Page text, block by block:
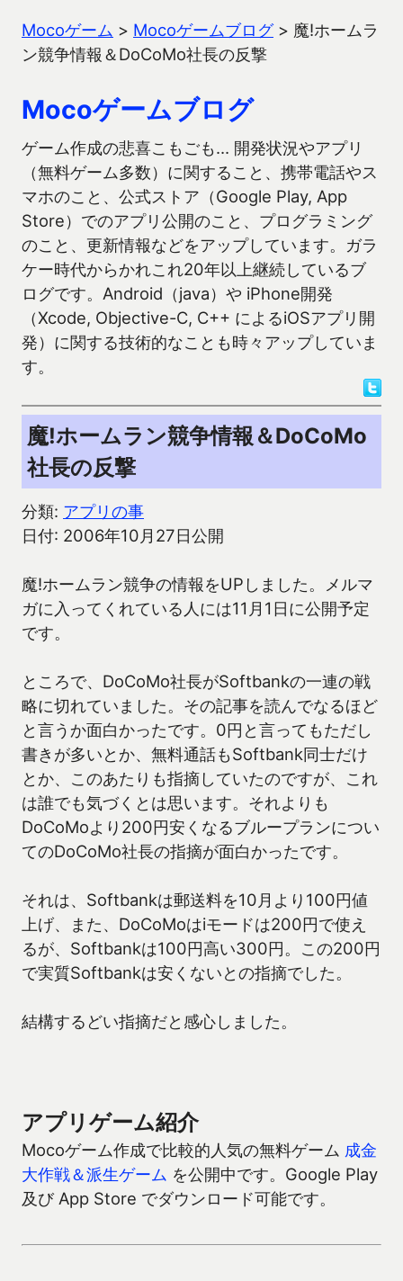
Mocoゲーム > Mocoゲームブログ> 魔!ホームラ
ン競争情報＆DoCoMo社長の反撃
Mocoゲームブログ
ゲーム作成の悲喜こもごも… 開発状況やアプリ
（無料ゲーム多数）に関すること、携帯電話やス
マホのこと、公式ストア（Google Play, App
Store）でのアプリ公開のこと、プログラミング
のこと、更新情報などをアップしています。ガラ
ケー時代からかれこれ20年以上継続しているブ
ログです。Android（java）や iPhone開発
（Xcode, Objective-C, C++ によるiOSアプリ開
発）に関する技術的なことも時々アップしていま
す。
魔!ホームラン競争情報＆DoCoMo
社長の反撃
分類: アプリの事
日付: 2006年10月27日公開
魔!ホームラン競争の情報をUPしました。メルマ
ガに入ってくれている人には11月1日に公開予定
です。
ところで、DoCoMo社長がSoftbankの一連の戦
略に切れていました。その記事を読んでなるほど
と言うか面白かったです。0円と言ってもただし
書きが多いとか、無料通話もSoftbank同士だけ
とか、このあたりも指摘していたのですが、これ
は誰でも気づくとは思います。それよりも
DoCoMoより200円安くなるブループランについ
てのDoCoMo社長の指摘が面白かったです。
それは、Softbankは郵送料を10月より100円値
上げ、また、DoCoMoはiモードは200円で使え
るが、Softbankは100円高い300円。この200円
で実質Softbankは安くないとの指摘でした。
結構するどい指摘だと感心しました。
アプリゲーム紹介
Mocoゲーム作成で比較的人気の無料ゲーム 成金
大作戦＆派生ゲーム を公開中です。Google Play
及び App Store でダウンロード可能です。